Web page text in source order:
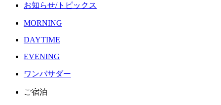
お知らせ/トピックス
MORNING
DAYTIME
EVENING
ワンバサダー
ご宿泊